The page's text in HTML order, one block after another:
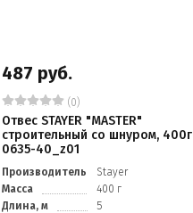
487 руб.
(0)
Отвес STAYER "MASTER"
строительный со шнуром, 400г
0635-40_z01
Производитель
Stayer
Масса
400 г
Длина, м
5